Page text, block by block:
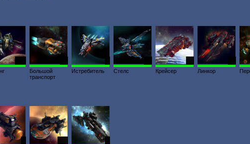
Большой
транспорт
Истребитель
Стелс
Крейсер
Линкор